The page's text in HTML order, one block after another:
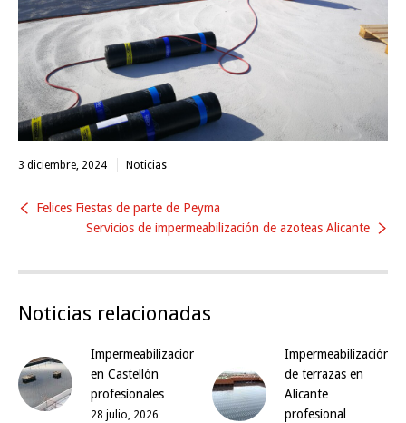
3 diciembre, 2024 Noticias
Felices Fiestas de parte de Peyma
Servicios de impermeabilización de azoteas Alicante
Noticias relacionadas
Impermeabilizaciones
en Castellón
profesionales
28 julio, 2026
Impermeabilización
de terrazas en
Alicante
profesional